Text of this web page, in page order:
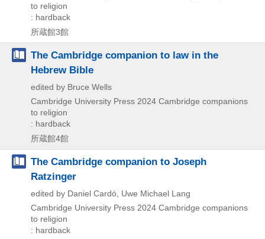
to religion
: hardback
所蔵館3館
The Cambridge companion to law in the
Hebrew Bible
edited by Bruce Wells
Cambridge University Press 2024 Cambridge companions
to religion
: hardback
所蔵館4館
The Cambridge companion to Joseph
Ratzinger
edited by Daniel Cardó, Uwe Michael Lang
Cambridge University Press 2024 Cambridge companions
to religion
: hardback